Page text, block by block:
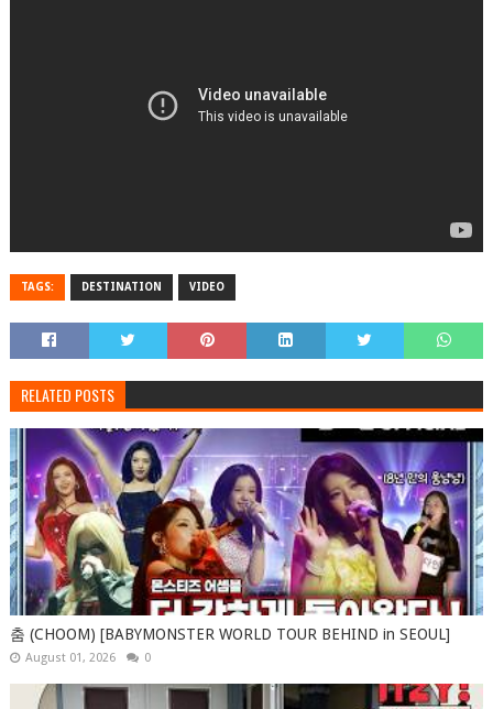
TAGS: DESTINATION VIDEO
RELATED POSTS
춤 (CHOOM) [BABYMONSTER WORLD TOUR BEHIND in SEOUL]
August 01, 2026 0